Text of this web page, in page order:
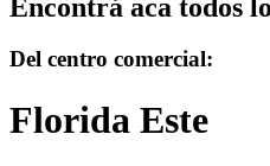
Encontrá aca todos
Del centro comercial:
Florida Este